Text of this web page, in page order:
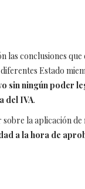
las conclusiones
Estado
sin ningún poder
del IVA.
la aplicación de
a la hora de